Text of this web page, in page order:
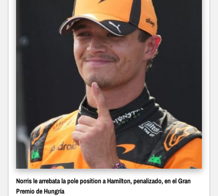
Norris le arrebata la pole position a Hamilton, penalizado, en el Gran
Premio de Hungría